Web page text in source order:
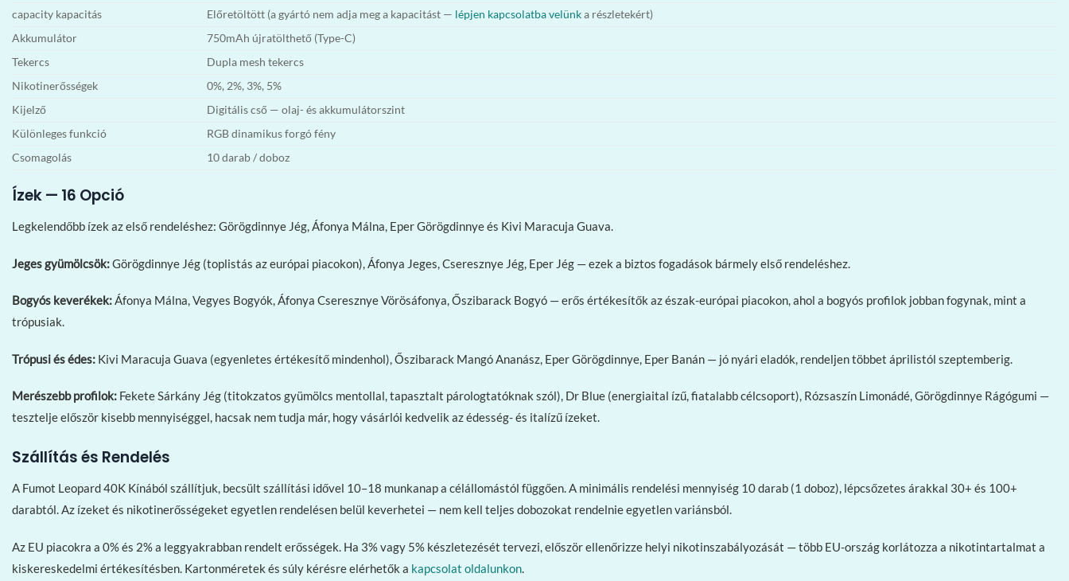
capacity kapacitás
Előretöltött (a gyártó nem adja meg a kapacitást — lépjen kapcsolatba velünka részletekért)
Akkumulátor
750mAh újratölthető (Type-C)
Tekercs
Dupla mesh tekercs
Nikotinerősségek
0%, 2%, 3%, 5%
Kijelző
Digitális cső — olaj- és akkumulátorszint
Különleges funkció
RGB dinamikus forgó fény
Csomagolás
10 darab / doboz
Ízek — 16 Opció
Legkelendőbb ízek az első rendeléshez: Görögdinnye Jég, Áfonya Málna, Eper Görögdinnye és Kivi Maracuja Guava.
Jeges gyümölcsök:Görögdinnye Jég (toplistás az európai piacokon), Áfonya Jeges, Cseresznye Jég, Eper Jég — ezek a biztos fogadások bármely első rendeléshez.
Bogyós keverékek:Áfonya Málna, Vegyes Bogyók, Áfonya Cseresznye Vörösáfonya, Őszibarack Bogyó — erős értékesítők az észak-európai piacokon, ahol a bogyós profilok jobban fogynak, mint a
trópusiak.
Trópusi és édes: Kivi Maracuja Guava (egyenletes értékesítő mindenhol), Őszibarack Mangó Ananász, Eper Görögdinnye, Eper Banán — jó nyári eladók, rendeljen többet áprilistól szeptemberig.
Merészebb profilok: Fekete Sárkány Jég (titokzatos gyümölcs mentollal, tapasztalt párologtatóknak szól), Dr Blue (energiaital ízű, fiatalabb célcsoport), Rózsaszín Limonádé, Görögdinnye Rágógumi —
tesztelje először kisebb mennyiséggel, hacsak nem tudja már, hogy vásárlói kedvelik az édesség- és italízű ízeket.
Szállítás és Rendelés
A Fumot Leopard 40K Kínából szállítjuk, becsült szállítási idővel 10–18 munkanap a célállomástól függően. A minimális rendelési mennyiség 10 darab (1 doboz), lépcsőzetes árakkal 30+ és 100+
darabtól. Az ízeket és nikotinerősségeket egyetlen rendelésen belül keverhetei — nem kell teljes dobozokat rendelnie egyetlen variánsból.
Az EU piacokra a 0% és 2% a leggyakrabban rendelt erősségek. Ha 3% vagy 5% készletezését tervezi, először ellenőrizze helyi nikotinszabályozását — több EU-ország korlátozza a nikotintartalmat a
kiskereskedelmi értékesítésben. Kartonméretek és súly kérésre elérhetők a kapcsolat oldalunkon.